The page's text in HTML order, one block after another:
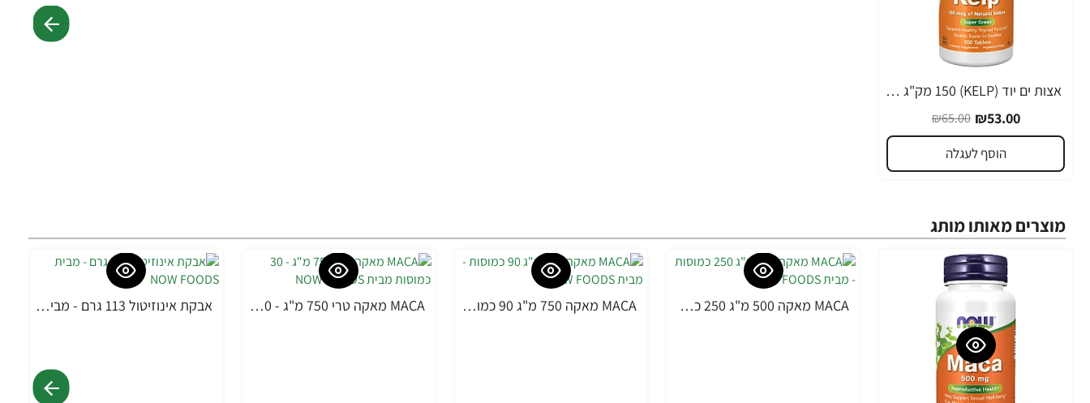
-18%
אצות ים יוד (KELP) 150 מק"ג - 200 טבליות - מבית NOW FOODS
₪53.00
₪65.00
הוסף לעגלה
מוצרים מאותו מותג
-31% MACA מאקה 500 מ"ג 250 כמוסות - מבית NOW FOODS -22% MACA מאקה 750 מ"ג 90 כמוסות - מבית NOW FOODS -36% MACA מאקה טרי 750 מ"ג - 30 כמוסות מבית NOW FOODS -24% אבקת אינוזיטול 113 גרם - מבית NOW FOODS